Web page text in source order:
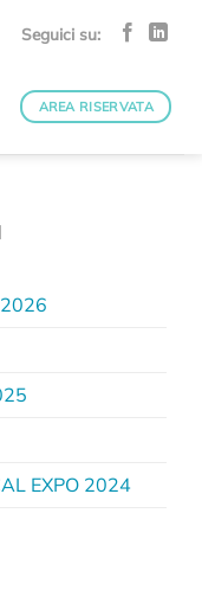
Seguici su:
AREA RISERVATA
EXPO 2024